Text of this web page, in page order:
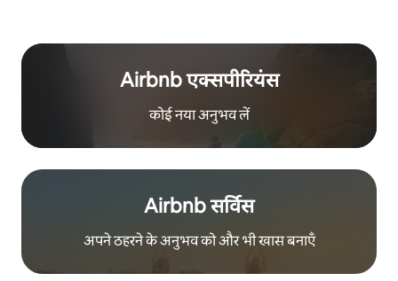
Airbnb एक्सपीरियंस
कोई नया अनुभव लें
Airbnb सर्विस
अपने ठहरने के अनुभव को और भी खास बनाएँ